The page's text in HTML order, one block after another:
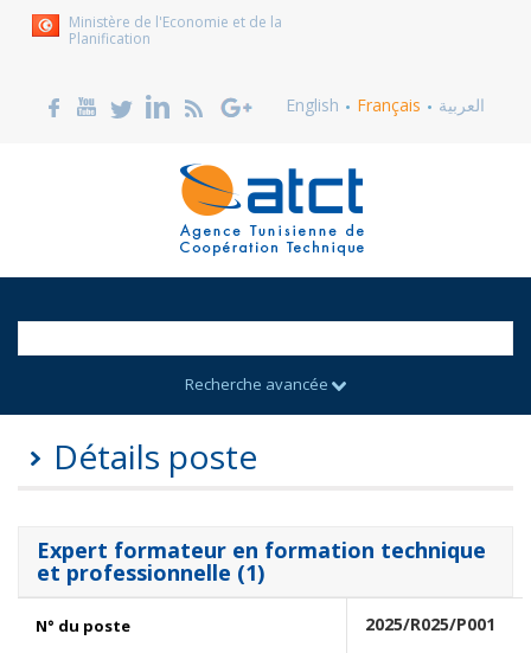
Ministère de l'Economie et de la
Planification
English Français العربية
Recherche avancée
Détails poste
Expert formateur en formation technique
et professionnelle (1)
N° du poste 2025/R025/P001